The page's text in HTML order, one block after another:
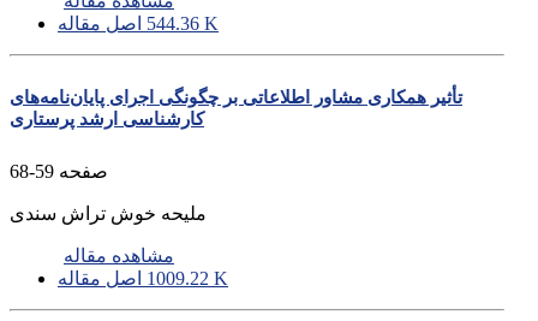
544.36 K
تأثیر همکاری مشاور اطلاعاتی بر چگونگی اجرای پایان‌نامه‌های
کارشناسی ارشد پرستاری
صفحه 59-68
ملیحه خوش‌ تراش سندی
مشاهده مقاله
1009.22 K